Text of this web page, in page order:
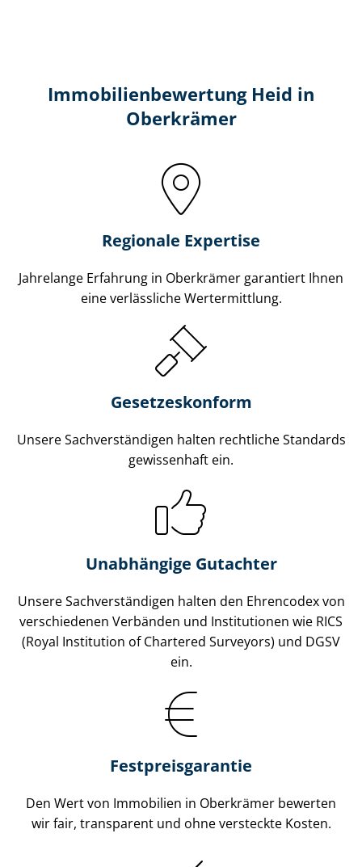
Immobilien­bewertung Heid in
Oberkrämer
Regionale Expertise
Jahrelange Erfahrung in Oberkrämer garantiert Ihnen
eine verlässliche Wertermittlung.
Gesetzes­konform
Unsere Sach­ver­stän­di­gen halten rechtliche Standards
gewissenhaft ein.
Unabhängige Gutachter
Unsere Sach­ver­stän­di­gen halten den Ehrencodex von
verschiedenen Verbänden und Institutionen wie RICS
(Royal Institution of Chartered Surveyors) und DGSV
ein.
Festpreis​garantie
Den Wert von Immobilien in Oberkrämer bewerten
wir fair, transparent und ohne versteckte Kosten.